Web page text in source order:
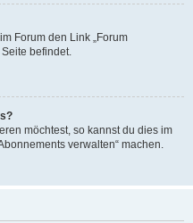
Forum den Link „Forum
befindet.
möchtest, so kannst du dies im
verwalten“ machen.